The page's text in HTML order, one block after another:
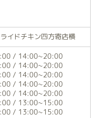
イドチキン四方寄店横
/ 14:00~20:00
/ 14:00~20:00
/ 14:00~20:00
/ 14:00~20:00
/ 14:00~20:00
/ 13:00~15:00
/ 13:00~15:00